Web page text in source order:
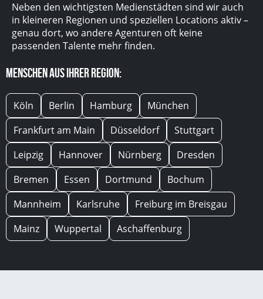
Neben den wichtigsten Medienstädten sind wir auch
in kleineren Regionen und speziellen Locations aktiv –
genau dort, wo andere Agenturen oft keine
passenden Talente mehr finden.
Menschen aus Ihrer Region:
Köln Berlin Hamburg
München
Frankfurt am Main
Düsseldorf
Stuttgart
Leipzig
Hannover Nürnberg
Dresden
Bremen
Essen Dortmund
Bochum
Mannheim
Karlsruhe
Freiburg im Breisgau
Mainz
Wuppertal Aschaffenburg